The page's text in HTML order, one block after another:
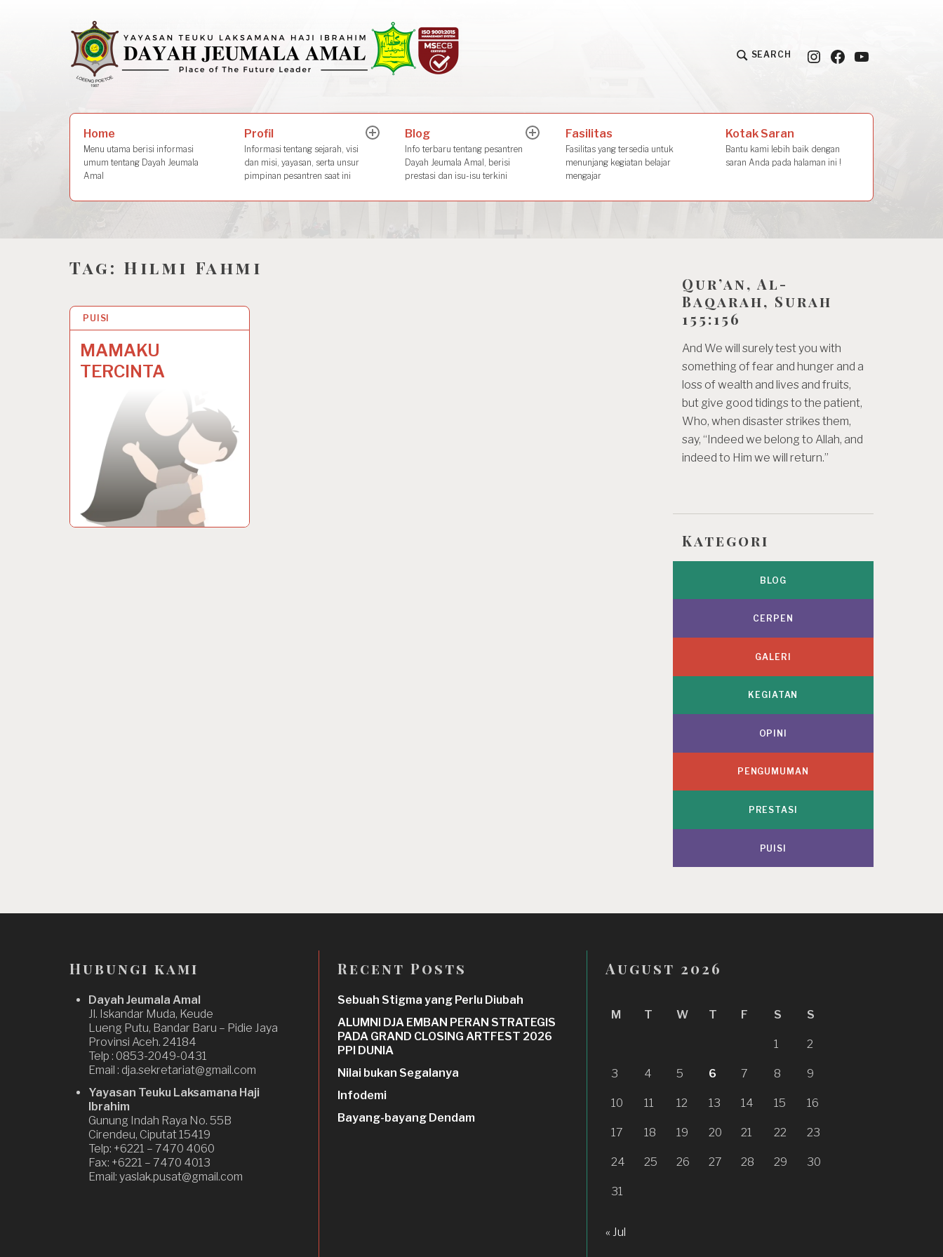
SEARCH Instagram
FacebookYouTube
Home
Menu utama berisi informasi
umum tentang Dayah Jeumala
Amal
Profil
Informasi tentang sejarah, visi
dan misi, yayasan, serta unsur
pimpinan pesantren saat ini
expandBlog
Info terbaru tentang pesantren
Dayah Jeumala Amal, berisi
prestasi dan isu-isu terkini
expandFasilitas
Fasilitas yang tersedia untuk
menunjang kegiatan belajar
mengajar
Kotak Saran
Bantu kami lebih baik dengan
saran Anda pada halaman ini !
Tag: Hilmi Fahmi
PUISI
MAMAKU
TERCINTA
27 NOV 2024
Qur’an, Al-
Baqarah, Surah
155:156
And We will surely test you with
something of fear and hunger and a
loss of wealth and lives and fruits,
but give good tidings to the patient,
Who, when disaster strikes them,
say, “Indeed we belong to Allah, and
indeed to Him we will return.”
Kategori
BLOG
CERPEN
GALERI
KEGIATAN
OPINI
PENGUMUMAN
PRESTASI
PUISI
Hubungi kami
Dayah Jeumala Amal
Jl. Iskandar Muda, Keude
Lueng Putu, Bandar Baru – Pidie Jaya
Provinsi Aceh. 24184
Telp : 0853-2049-0431
Email : dja.sekretariat@gmail.com
Yayasan Teuku Laksamana Haji
Ibrahim
Gunung Indah Raya No. 55B
Cirendeu, Ciputat 15419
Telp: +6221 – 7470 4060
Fax: +6221 – 7470 4013
Email: yaslak.pusat@gmail.com
Recent Posts
Sebuah Stigma yang Perlu Diubah
ALUMNI DJA EMBAN PERAN STRATEGIS
PADA GRAND CLOSING ARTFEST 2026
PPI DUNIA
Nilai bukan Segalanya
Infodemi
Bayang-bayang Dendam
August 2026
M T W T F S S
1 2
3 4 5 6 7 8 9
10 11 12 13 14 15 16
17 18 19 20 21 22 23
24 25 26 27 28 29 30
31
« Jul